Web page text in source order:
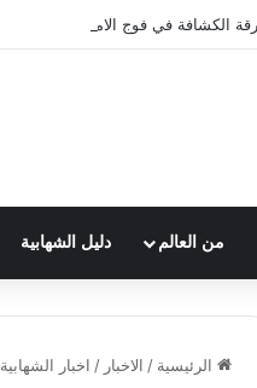
الكشافة في فوج الامام الصادق (ع)
من العالم دليل الشهابية
الرئيسية / الاخبار / اخبار الشهابية